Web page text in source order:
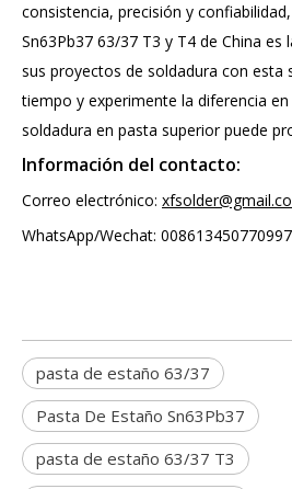
consistencia, precisión y
Sn63Pb37 63/37 T3 y T4 de China
sus proyectos de soldadura con esta
tiempo y experimente la diferencia
soldadura en pasta superior puede
Información del contacto:
Correo electrónico:
WhatsApp/Wechat: 008613450770997
pasta de estaño 63/37
Pasta De Estaño Sn63Pb37
pasta de estaño 63/37 T3